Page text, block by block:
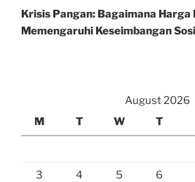
Post
Krisis Pangan: Bagaimana Harga
Memengaruhi Keseimbangan
August 2026
M
T W T
3 4 5 6